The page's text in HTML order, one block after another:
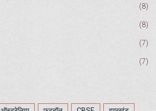
(8)
(8)
(7)
(7)